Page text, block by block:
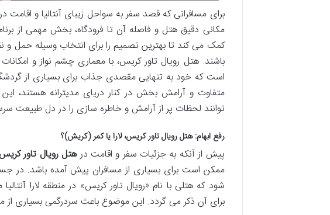
برای مسافرانی که قصد سفر به سواحل زیبای آنتالیا و
مکانی دقیق هتل و فاصله آن تا فرودگاه، بخش مهمی از
کمک می کند تا بهترین تصمیم را برای انتخاب وسیله حمل و
باشند. هتل رویال تاور کریس، با معماری چشم نواز و
است که خود به تنهایی مقصدی جذاب برای بسیاری از
متفاوت و آرامش بخش در کنار دریای مدیترانه هستند،
توانند لحظات پر از آرامش و خاطره سازی را در دل طبیعت
رفع ابهام: هتل رویال تاور کریس، لارا یا کمر (کریش)؟
پیش از آنکه به جزئیات سفر و اقامت درهتل رویال تاور کریس
ممکن است برای بسیاری از مسافران پیش آمده باشد. در
برای آن ذکر می گردد. این موضوع باعث سردرگمی بسیاری